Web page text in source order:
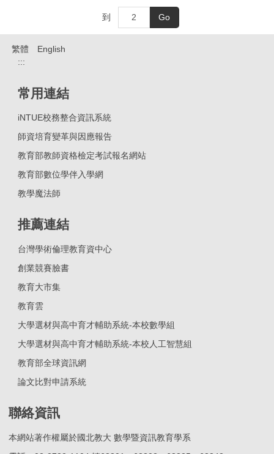
到 Go
繁體
English
:::
常用連結
iNTUE校務整合資訊系統
師資培育變革與因應報告
教育部教師資格檢定考試報名網站
教育部數位學伴入學網
教學魔法師
推薦連結
台灣學術倫理教育資中心
創業競賽臉書
教育大市集
教育雲
大學選材與高中育才輔助系統-本校數學組
大學選材與高中育才輔助系統-本校人工智慧組
教育部全球資訊網
論文比對申請系統
聯絡資訊
本網站著作權屬於國北教大 數學暨資訊教育學系